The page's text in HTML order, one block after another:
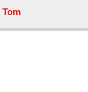
Tom